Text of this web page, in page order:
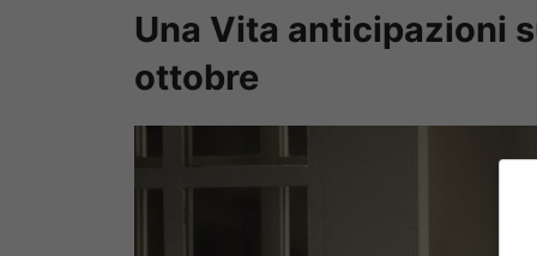
Una Vita anticipazioni
ottobre